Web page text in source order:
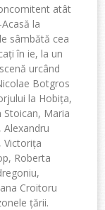
atât
la
sâmbătă cea
în ie, la un
urcând
Botgros
la Hobița,
Stoican, Maria
Victorița
Roberta
Croitoru
țării.